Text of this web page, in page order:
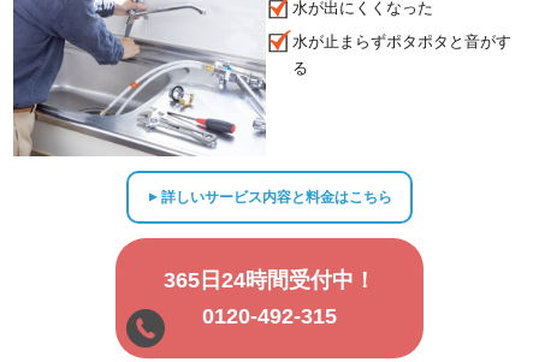
水が出にくくなった
水が止まらずポタポタと音がす
る
▲詳しいサービス内容と料金はこちら
365日24時間受付中！
0120-492-315